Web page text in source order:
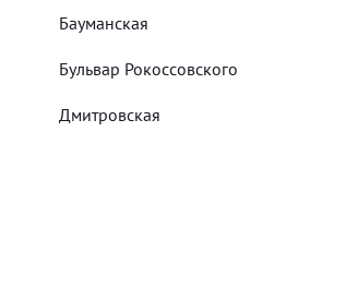
Бауманская
Бульвар Рокоссовского
Дмитровская